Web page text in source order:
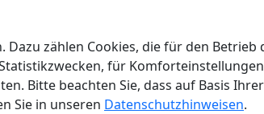
zählen Cookies, die für den
für
Bitte beachten Sie, dass auf Basis
Sie in unseren Datenschutzhinweisen.